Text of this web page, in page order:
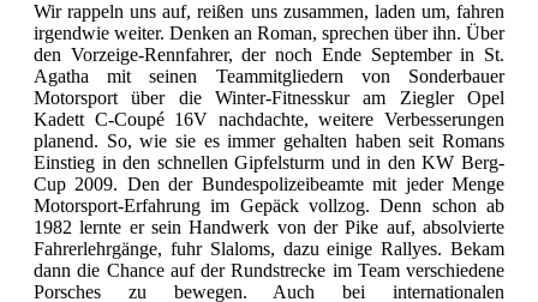
Wir rappeln uns auf, reißen uns zusammen, laden um, fahren
irgendwie weiter. Denken an Roman, sprechen über ihn. Über
den Vorzeige-Rennfahrer, der noch Ende September in St.
Agatha mit seinen Teammitgliedern von Sonderbauer
Motorsport über die Winter-Fitnesskur am Ziegler Opel
Kadett C-Coupé 16V nachdachte, weitere Verbesserungen
planend. So, wie sie es immer gehalten haben seit Romans
Einstieg in den schnellen Gipfelsturm und in den KW Berg-
Cup 2009. Den der Bundespolizeibeamte mit jeder Menge
Motorsport-Erfahrung im Gepäck vollzog. Denn schon ab
1982 lernte er sein Handwerk von der Pike auf, absolvierte
Fahrerlehrgänge, fuhr Slaloms, dazu einige Rallyes. Bekam
dann die Chance auf der Rundstrecke im Team verschiedene
Porsches zu bewegen. Auch bei internationalen